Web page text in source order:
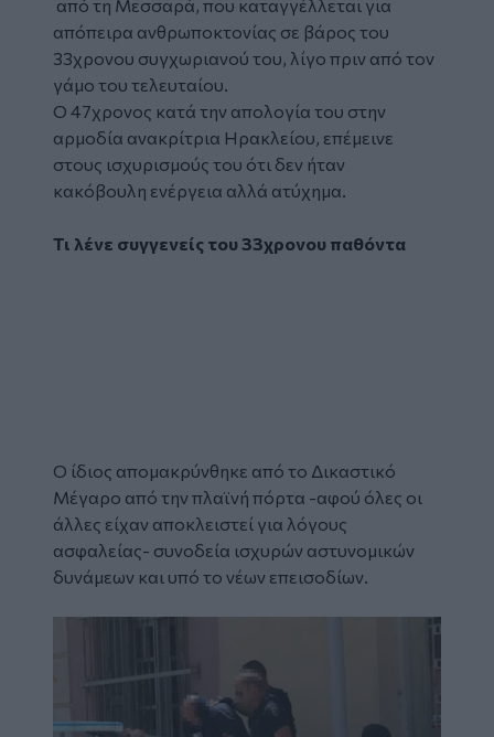
από τη Μεσσαρά, που καταγγέλλεται για
απόπειρα ανθρωποκτονίας σε βάρος του
33χρονου συγχωριανού του, λίγο πριν από τον
γάμο του τελευταίου.
Ο 47χρονος κατά την απολογία του στην
αρμοδία ανακρίτρια Ηρακλείου, επέμεινε
στους ισχυρισμούς του ότι δεν ήταν
κακόβουλη ενέργεια αλλά ατύχημα.
Τι λένε συγγενείς του 33χρονου παθόντα
Ο ίδιος απομακρύνθηκε από το Δικαστικό
Μέγαρο από την πλαϊνή πόρτα -αφού όλες οι
άλλες είχαν αποκλειστεί για λόγους
ασφαλείας- συνοδεία ισχυρών αστυνομικών
δυνάμεων και υπό το νέων επεισοδίων.